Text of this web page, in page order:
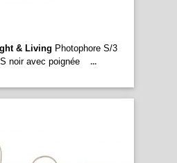
& Living Photophore S/3
noir avec poignée
...